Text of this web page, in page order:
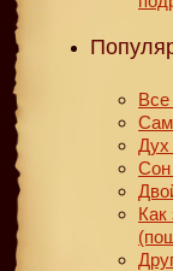
Все
Дух
Сон
Как